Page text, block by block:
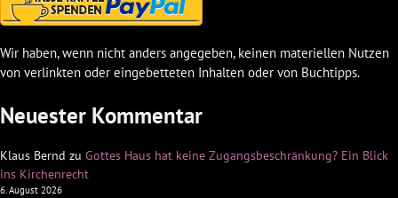
Wir haben, wenn nicht anders angegeben, keinen materiellen Nutzen
von verlinkten oder eingebetteten Inhalten oder von Buchtipps.
Neuester Kommentar
Klaus Bernd zu Gottes Haus hat keine Zugangsbeschränkung? Ein Blick
ins Kirchenrecht
6. August 2026